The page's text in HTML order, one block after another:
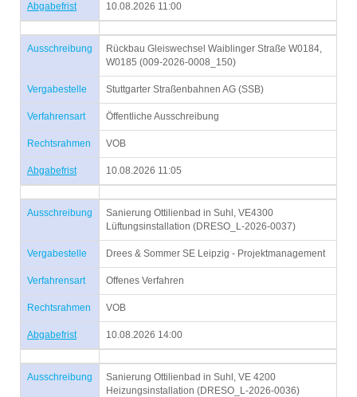
Abgabefrist 10.08.2026 11:00
Ausschreibung
Rückbau Gleiswechsel Waiblinger Straße W0184,
W0185 (009-2026-0008_150)
Vergabestelle Stuttgarter Straßenbahnen AG (SSB)
Verfahrensart Öffentliche Ausschreibung
Rechtsrahmen VOB
Abgabefrist 10.08.2026 11:05
Ausschreibung
Sanierung Ottilienbad in Suhl, VE4300
Lüftungsinstallation (DRESO_L-2026-0037)
Vergabestelle Drees & Sommer SE Leipzig - Projektmanagement
Verfahrensart Offenes Verfahren
Rechtsrahmen VOB
Abgabefrist 10.08.2026 14:00
Ausschreibung
Sanierung Ottilienbad in Suhl, VE 4200
Heizungsinstallation (DRESO_L-2026-0036)